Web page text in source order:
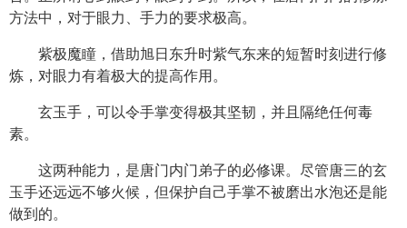
方法中，对于眼力、手力的要求极高。
紫极魔瞳，借助旭日东升时紫气东来的短暂时刻进行修
炼，对眼力有着极大的提高作用。
玄玉手，可以令手掌变得极其坚韧，并且隔绝任何毒
素。
这两种能力，是唐门内门弟子的必修课。尽管唐三的玄
玉手还远远不够火候，但保护自己手掌不被磨出水泡还是能
做到的。